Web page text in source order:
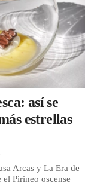
así se
estrellas
Arcas y La Era de
Pirineo oscense